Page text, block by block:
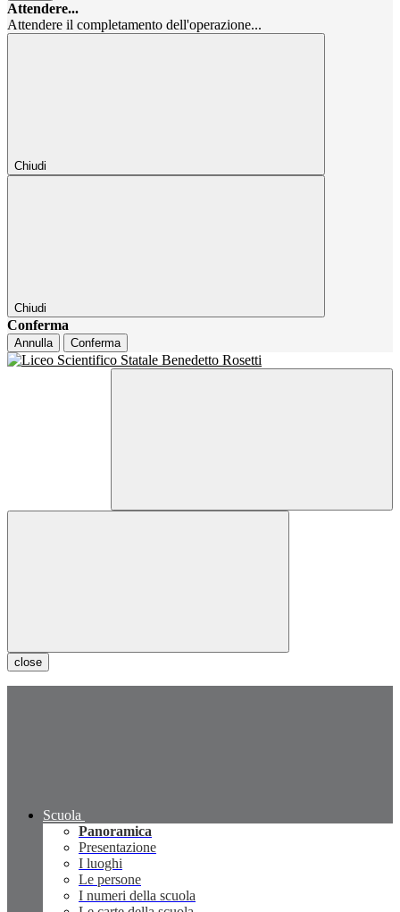
Attendere...
Attendere il completamento dell'operazione...
Chiudi
Chiudi
Conferma
Annulla Conferma
close
Scuola
Panoramica
Presentazione
I luoghi
Le persone
I numeri della scuola